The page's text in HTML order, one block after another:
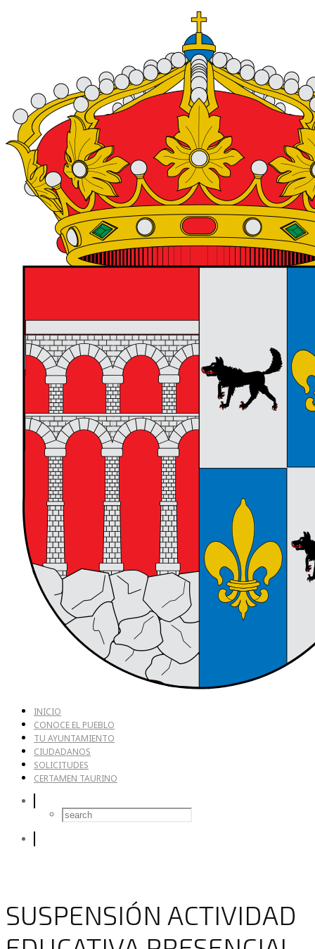
INICIO
CONOCE EL PUEBLO
TU AYUNTAMIENTO
CIUDADANOS
SOLICITUDES
CERTAMEN TAURINO
SUSPENSIÓN ACTIVIDAD